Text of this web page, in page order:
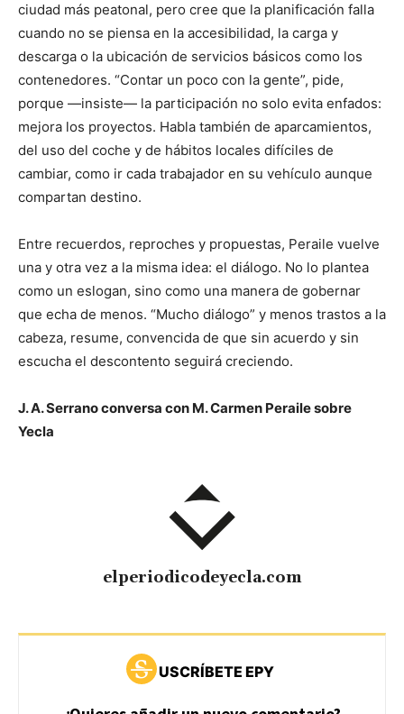
ciudad más peatonal, pero cree que la planificación falla
cuando no se piensa en la accesibilidad, la carga y
descarga o la ubicación de servicios básicos como los
contenedores. “Contar un poco con la gente”, pide,
porque —insiste— la participación no solo evita enfados:
mejora los proyectos. Habla también de aparcamientos,
del uso del coche y de hábitos locales difíciles de
cambiar, como ir cada trabajador en su vehículo aunque
compartan destino.
Entre recuerdos, reproches y propuestas, Peraile vuelve
una y otra vez a la misma idea: el diálogo. No lo plantea
como un eslogan, sino como una manera de gobernar
que echa de menos. “Mucho diálogo” y menos trastos a la
cabeza, resume, convencida de que sin acuerdo y sin
escucha el descontento seguirá creciendo.
J. A. Serrano conversa con M. Carmen Peraile sobre
Yecla
elperiodicodeyecla.com
USCRÍBETE EPY